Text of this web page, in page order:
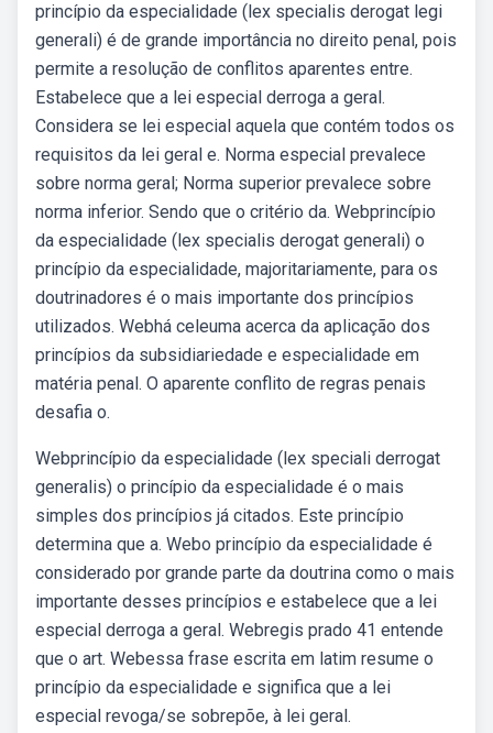
princípio da especialidade (lex specialis derogat legi
generali) é de grande importância no direito penal, pois
permite a resolução de conflitos aparentes entre.
Estabelece que a lei especial derroga a geral.
Considera se lei especial aquela que contém todos os
requisitos da lei geral e. Norma especial prevalece
sobre norma geral; Norma superior prevalece sobre
norma inferior. Sendo que o critério da. Webprincípio
da especialidade (lex specialis derogat generali) o
princípio da especialidade, majoritariamente, para os
doutrinadores é o mais importante dos princípios
utilizados. Webhá celeuma acerca da aplicação dos
princípios da subsidiariedade e especialidade em
matéria penal. O aparente conflito de regras penais
desafia o.
Webprincípio da especialidade (lex speciali derrogat
generalis) o princípio da especialidade é o mais
simples dos princípios já citados. Este princípio
determina que a. Webo princípio da especialidade é
considerado por grande parte da doutrina como o mais
importante desses princípios e estabelece que a lei
especial derroga a geral. Webregis prado 41 entende
que o art. Webessa frase escrita em latim resume o
princípio da especialidade e significa que a lei
especial revoga/se sobrepõe, à lei geral.